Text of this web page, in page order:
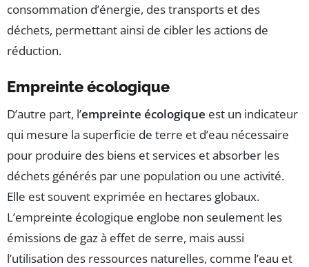
consommation d’énergie, des transports et des
déchets, permettant ainsi de cibler les actions de
réduction.
Empreinte écologique
D’autre part, l’empreinte écologique est un indicateur
qui mesure la superficie de terre et d’eau nécessaire
pour produire des biens et services et absorber les
déchets générés par une population ou une activité.
Elle est souvent exprimée en hectares globaux.
L’empreinte écologique englobe non seulement les
émissions de gaz à effet de serre, mais aussi
l’utilisation des ressources naturelles, comme l’eau et